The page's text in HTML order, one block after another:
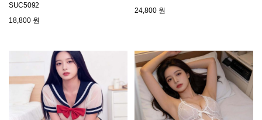
SUC5092
18,800 원
24,800 원